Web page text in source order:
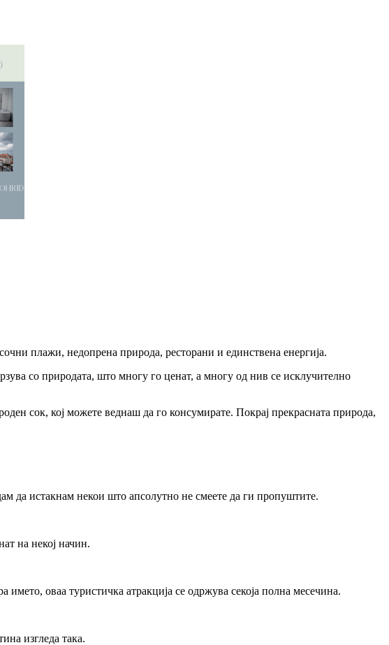
плажи, недопрена природа, ресторани и единствена енергија.
со природата, што многу го ценат, а многу од нив се исклучително
сок, кој можете веднаш да го консумирате. Покрај прекрасната природа,
да истакнам некои што апсолутно не смеете да ги пропуштите.
на некој начин.
името, оваа туристичка атракција се одржува секоја полна месечина.
изгледа така.